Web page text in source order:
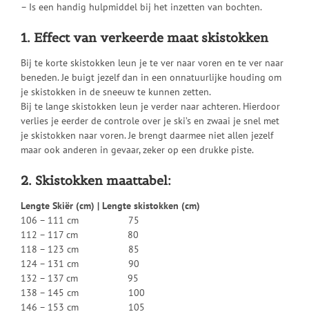
– Is een handig hulpmiddel bij het inzetten van bochten.
1. Effect van verkeerde maat skistokken
Bij te korte skistokken leun je te ver naar voren en te ver naar
beneden. Je buigt jezelf dan in een onnatuurlijke houding om
je skistokken in de sneeuw te kunnen zetten.
Bij te lange skistokken leun je verder naar achteren. Hierdoor
verlies je eerder de controle over je ski’s en zwaai je snel met
je skistokken naar voren. Je brengt daarmee niet allen jezelf
maar ook anderen in gevaar, zeker op een drukke piste.
2. Skistokken maattabel:
Lengte Skiër (cm) | Lengte skistokken (cm)
106 – 111 cm 75
112 – 117 cm 80
118 – 123 cm 85
124 – 131 cm 90
132 – 137 cm 95
138 – 145 cm 100
146 – 153 cm 105